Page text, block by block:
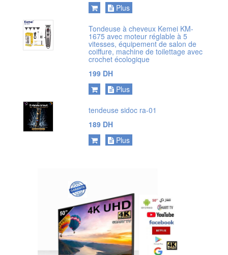
Plus
Tondeuse à cheveux Kemei KM-
1675 avec moteur réglable à 5
vitesses, équipement de salon de
coiffure, machine de toilettage avec
crochet écologique
199 DH
Plus
tendeuse sidoc ra-01
189 DH
Plus